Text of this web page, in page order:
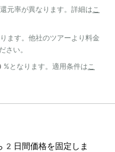
率が異なります。詳細はこ
す。他社のツアーより料金
さい。
なります。適用条件はこ
2 日間価格を固定しま